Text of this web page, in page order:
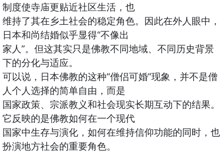
制度使寺庙更贴近社区生活，也
维持了其在乡土社会的稳定角色。因此在外人眼中，
日本和尚结婚似乎显得“不像出
家人”。但这其实只是佛教不同地域、不同历史背景
下的分化与适应。
可以说，日本佛教的这种“僧侣可婚”现象，并不是僧
人个人选择的简单自由，而是
国家政策、宗派教义和社会现实长期互动下的结果。
它反映的是佛教如何在一个现代
国家中生存与演化，如何在维持信仰功能的同时，也
扮演地方社会的重要角色。